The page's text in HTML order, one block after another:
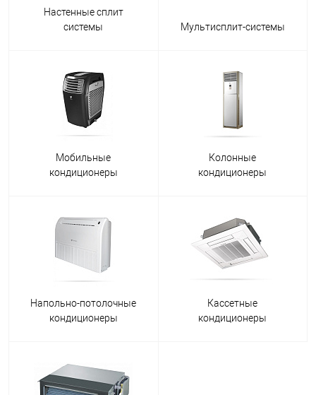
Настенные сплит
системы
Мультисплит-системы
Мобильные
кондиционеры
Колонные
кондиционеры
Напольно-потолочные
кондиционеры
Кассетные
кондиционеры